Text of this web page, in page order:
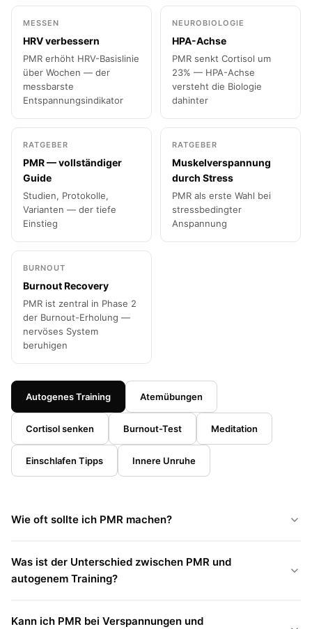
MESSEN
HRV verbessern
PMR erhöht HRV-Basislinie
über Wochen — der
messbarste
Entspannungsindikator
NEUROBIOLOGIE
HPA-Achse
PMR senkt Cortisol um
23% — HPA-Achse
versteht die Biologie
dahinter
RATGEBER
PMR — vollständiger
Guide
Studien, Protokolle,
Varianten — der tiefe
Einstieg
RATGEBER
Muskelverspannung
durch Stress
PMR als erste Wahl bei
stressbedingter
Anspannung
BURNOUT
Burnout Recovery
PMR ist zentral in Phase 2
der Burnout-Erholung —
nervöses System
beruhigen
Autogenes Training Atemübungen
Cortisol senken Burnout-Test Meditation
Einschlafen Tipps Innere Unruhe
Wie oft sollte ich PMR machen?
Was ist der Unterschied zwischen PMR und
autogenem Training?
Kann ich PMR bei Verspannungen und